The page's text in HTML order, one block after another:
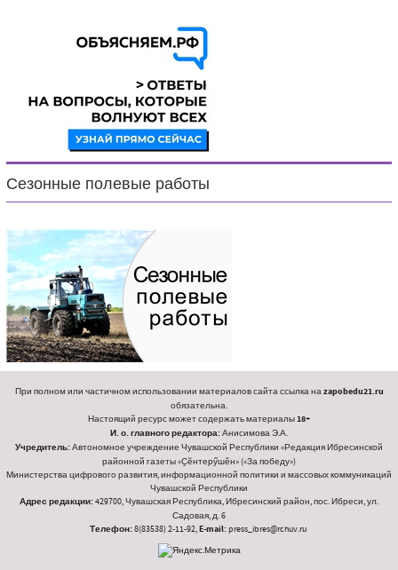
Сезонные полевые работы
При полном или частичном использовании материалов сайта ссылка наzapobedu21.ru
обязательна.
Настоящий ресурс может содержать материалы18+
И. о. главного редактора:Анисимова Э.А.
Учредитель:Автономное учреждение Чувашской Республики «Редакция Ибресинской
районной газеты «Ҫӗнтерӳшӗн» («За победу»)
Министерства цифрового развития, информационной политики и массовых коммуникаций
Чувашской Республики
Адрес редакции:429700, Чувашская Республика, Ибресинский район, пос. Ибреси, ул.
Садовая, д. 6
Телефон:8(83538) 2-11-92,E-mail:press_ibres@rchuv.ru